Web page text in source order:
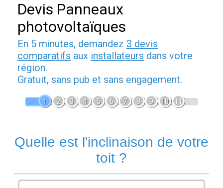
Devis Panneaux
photovoltaïques
En 5 minutes, demandez 3 devis
comparatifs aux installateurs dans votre
région.
Gratuit, sans pub et sans engagement.
1 2 3 4 5 6 7 8 9 10 11
Quelle est l'inclinaison de votre
toit ?